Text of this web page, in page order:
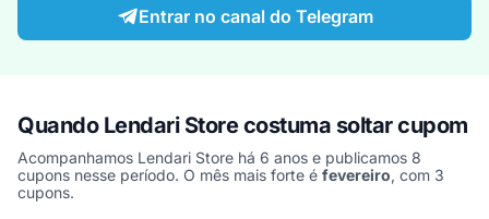
Entrar no canal do Telegram
Quando Lendari Store costuma soltar cupom
Acompanhamos Lendari Store há 6 anos e publicamos 8
cupons nesse período. O mês mais forte é fevereiro, com 3
cupons.